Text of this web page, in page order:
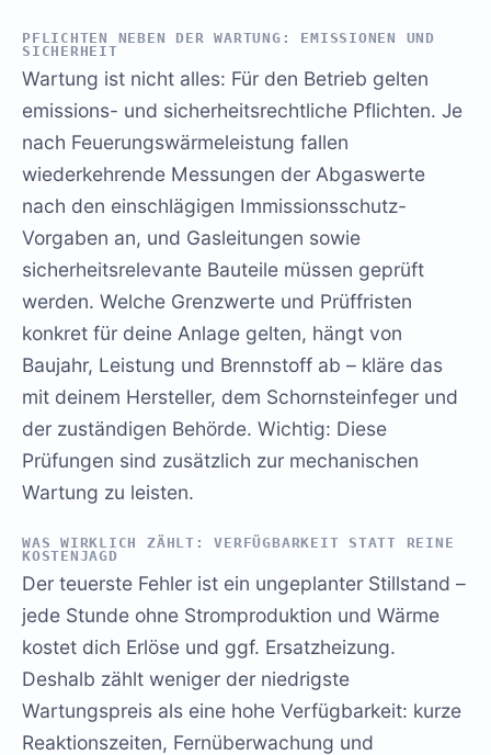
PFLICHTEN NEBEN DER WARTUNG: EMISSIONEN UND
SICHERHEIT
Wartung ist nicht alles: Für den Betrieb gelten
emissions- und sicherheitsrechtliche Pflichten. Je
nach Feuerungswärmeleistung fallen
wiederkehrende Messungen der Abgaswerte
nach den einschlägigen Immissionsschutz-
Vorgaben an, und Gasleitungen sowie
sicherheitsrelevante Bauteile müssen geprüft
werden. Welche Grenzwerte und Prüffristen
konkret für deine Anlage gelten, hängt von
Baujahr, Leistung und Brennstoff ab – kläre das
mit deinem Hersteller, dem Schornsteinfeger und
der zuständigen Behörde. Wichtig: Diese
Prüfungen sind zusätzlich zur mechanischen
Wartung zu leisten.
WAS WIRKLICH ZÄHLT: VERFÜGBARKEIT STATT REINE
KOSTENJAGD
Der teuerste Fehler ist ein ungeplanter Stillstand –
jede Stunde ohne Stromproduktion und Wärme
kostet dich Erlöse und ggf. Ersatzheizung.
Deshalb zählt weniger der niedrigste
Wartungspreis als eine hohe Verfügbarkeit: kurze
Reaktionszeiten, Fernüberwachung und